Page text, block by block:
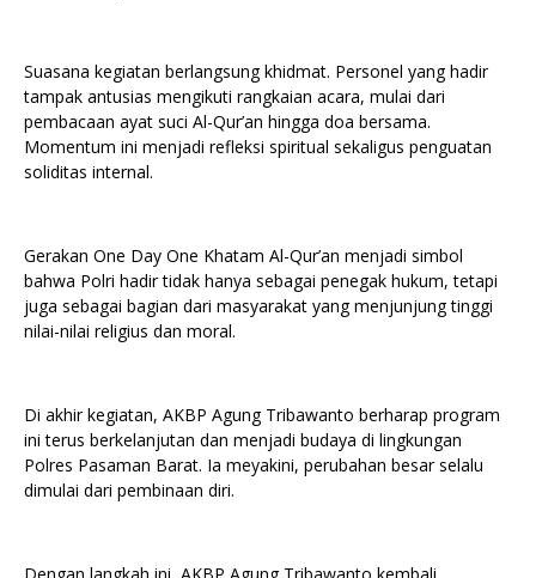
Suasana kegiatan berlangsung khidmat. Personel yang hadir
tampak antusias mengikuti rangkaian acara, mulai dari
pembacaan ayat suci Al-Qur’an hingga doa bersama.
Momentum ini menjadi refleksi spiritual sekaligus penguatan
soliditas internal.
Gerakan One Day One Khatam Al-Qur’an menjadi simbol
bahwa Polri hadir tidak hanya sebagai penegak hukum, tetapi
juga sebagai bagian dari masyarakat yang menjunjung tinggi
nilai-nilai religius dan moral.
Di akhir kegiatan, AKBP Agung Tribawanto berharap program
ini terus berkelanjutan dan menjadi budaya di lingkungan
Polres Pasaman Barat. Ia meyakini, perubahan besar selalu
dimulai dari pembinaan diri.